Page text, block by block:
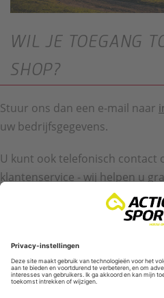
WIL JE TOEGANG
SHOP?
Stuur ons dan een e-mail naar
uw bedrijfsgegevens.
U kunt ook telefonisch contact
klantenservice - wij helpen u
wat de volgende stappen zijn.
Servicehotline: +32 (0) 87 89 97